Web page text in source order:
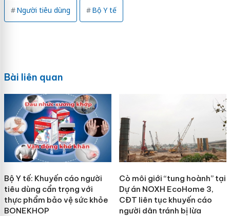
Người tiêu dùng Bộ Y tế
Bài liên quan
Bộ Y tế: Khuyến cáo người
tiêu dùng cẩn trọng với
thực phẩm bảo vệ sức khỏe
BONEKHOP
Cò môi giới “tung hoành” tại
Dự án NOXH EcoHome 3,
CĐT liên tục khuyến cáo
người dân tránh bị lừa